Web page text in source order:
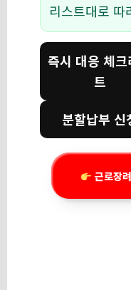
리스트대로 따
즉시 대응 체크
트
분할납부 신
근로장